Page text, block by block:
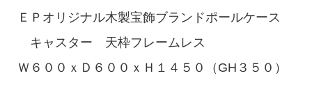
ＥＰオリジナル木製宝飾ブランドポールケース
キャスター 天枠フレームレス
Ｗ６００ｘＤ６００ｘＨ１４５０（GH３５０）